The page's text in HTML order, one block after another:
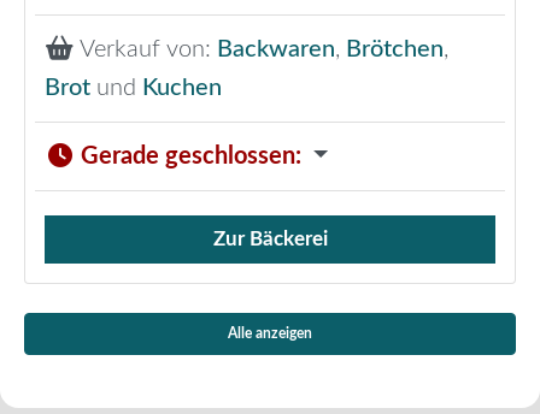
Verkauf von: Backwaren, Brötchen,
Brot und Kuchen
Gerade geschlossen:
Verkauf von Brötchen,
Zur Bäckerei
Alle anzeigen